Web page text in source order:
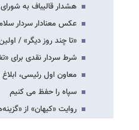
هشدار قالیباف به
عکس معنادار سردار
«تا چند روز دیگر» /
شرط سردار نقدی برای
معاون اول رئیسی،
سپاه را حفظ می کنیم
روایت «کیهان» از